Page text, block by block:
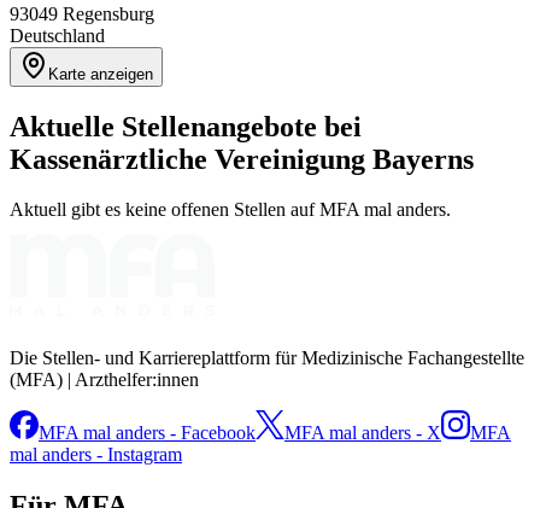
93049 Regensburg
Deutschland
Karte anzeigen
Aktuelle Stellenangebote bei
Kassenärztliche Vereinigung Bayerns
Aktuell gibt es keine offenen Stellen auf MFA mal anders.
Die Stellen- und Karriereplattform für Medizinische Fachangestellte
(MFA) | Arzthelfer:innen
MFA mal anders - Facebook MFA mal anders - X
MFA
mal anders - Instagram